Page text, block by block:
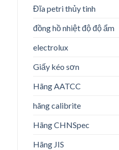
Đĩa petri thủy tinh
đồng hồ nhiệt độ độ ẩm
electrolux
Giấy kéo sơn
Hãng AATCC
hãng calibrite
Hãng CHNSpec
Hãng JIS